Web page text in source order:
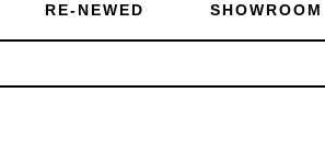
RE-NEWED SHOWROOM